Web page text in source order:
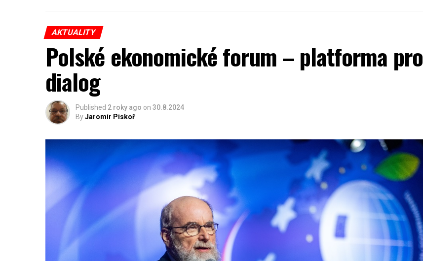
AKTUALITY
Polské ekonomické forum – platforma pro
dialog
Published 2 roky ago on 30.8.2024
ByJaromír Piskoř